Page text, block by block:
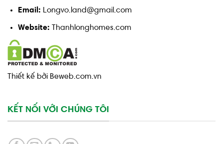
Email: Longvo.land@gmail.com
Website: Thanhlonghomes.com
Thiết kế bởi Beweb.com.vn
KẾT NỐI VỚI CHÚNG TÔI